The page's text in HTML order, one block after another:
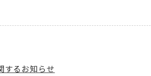
するお知らせ